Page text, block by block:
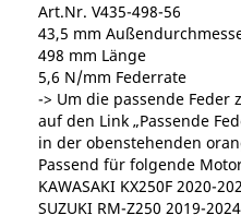
Art.Nr. V435-498-56
43,5 mm
498 mm Länge
5,6 N/mm Federrate
-> Um die passende Feder
auf den Link „Passende
in der obenstehenden
Passend für folgende
KAWASAKI KX250F 2020-
SUZUKI RM-Z250 2019-2024